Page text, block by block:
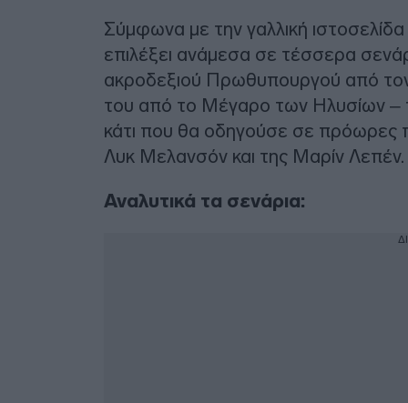
Σύμφωνα με την γαλλική ιστοσελίδα
επιλέξει ανάμεσα σε τέσσερα
ακροδεξιού Πρωθυπουργού από
του από το Μέγαρο των Ηλυσίων –
κάτι που θα οδηγούσε σε πρόωρες
Λυκ Μελανσόν και της Μαρίν Λεπέν.
Αναλυτικά τα σενάρια: